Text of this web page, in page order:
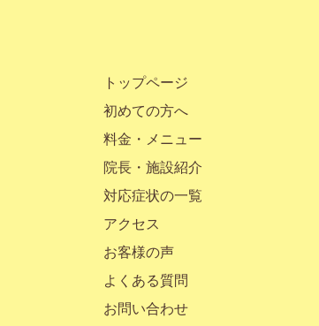
トップページ
初めての方へ
料金・メニュー
院長・施設紹介
対応症状の一覧
アクセス
お客様の声
よくある質問
お問い合わせ